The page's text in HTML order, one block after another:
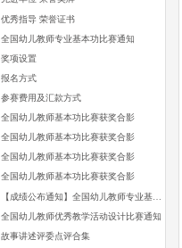
优秀指导 荣誉证书
全国幼儿教师专业基本功比赛通知
奖项设置
报名方式
参赛费用及汇款方式
全国幼儿教师基本功比赛获奖合影
全国幼儿教师基本功比赛获奖合影
全国幼儿教师基本功比赛获奖合影
全国幼儿教师基本功比赛获奖合影
全国幼儿教师优秀教学活动设计比赛通知
故事讲述评委点评合集